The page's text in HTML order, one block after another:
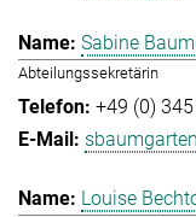
Sabine
Abteilungssekretärin
+49 (0)
Louise